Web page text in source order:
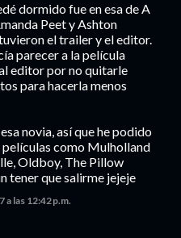
dormido fue en esa de A
Peet y Ashton
el trailer y el editor.
parecer a la película
editor por no quitarle
para hacerla menos
novia, así que he podido
como Mulholland
Oldboy, The Pillow
tener que salirme jejeje
las 12:42 p.m.